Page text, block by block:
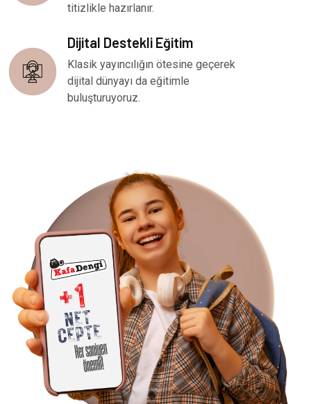
titizlikle hazırlanır.
Dijital Destekli Eğitim
Klasik yayıncılığın ötesine geçerek
dijital dünyayı da eğitimle
buluşturuyoruz.